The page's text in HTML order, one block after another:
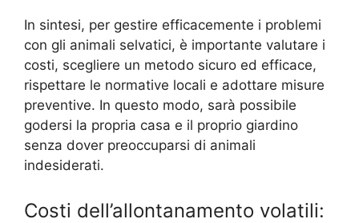
In sintesi, per gestire efficacemente i problemi
con gli animali selvatici, è importante valutare i
costi, scegliere un metodo sicuro ed efficace,
rispettare le normative locali e adottare misure
preventive. In questo modo, sarà possibile
godersi la propria casa e il proprio giardino
senza dover preoccuparsi di animali
indesiderati.
Costi dell’allontanamento volatili: